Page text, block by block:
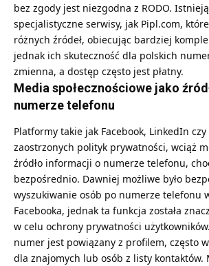
bez zgody jest niezgodna z RODO.
specjalistyczne serwisy, jak Pipl.com,
różnych źródeł, obiecując bardziej
jednak ich skuteczność dla polskich
zmienna, a dostęp często jest płatny.
Media społecznościowe jako
numerze telefonu
Platformy takie jak Facebook, LinkedIn
zaostrzonych polityk prywatności, wciąż
źródło informacji o numerze telefonu,
bezpośrednio. Dawniej możliwe było
wyszukiwanie osób po numerze telefonu
Facebooka, jednak ta funkcja została
w celu ochrony prywatności
numer jest powiązany z profilem, często
dla znajomych lub osób z listy kontaktów.